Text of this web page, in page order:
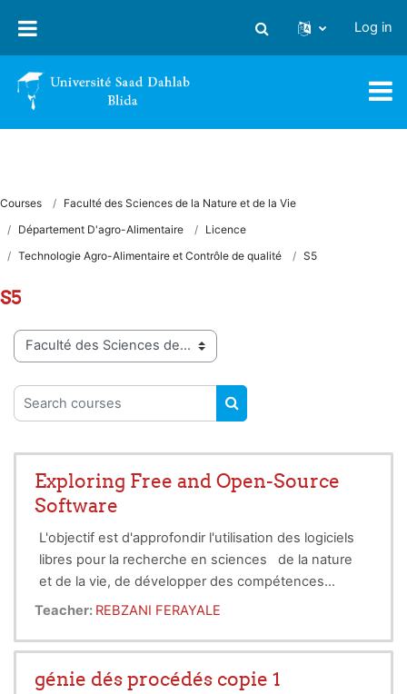
Toggle search input
Log in
Courses
Faculté des Sciences de la Nature et de la Vie
Département D'agro-Alimentaire
Licence
Technologie Agro-Alimentaire et Contrôle de qualité
S5
S5
Course categories
Search courses
SEARCH COURSES
Exploring Free and Open-Source
Software
L'objectif est d'approfondir l'utilisation des logiciels
libres pour la recherche en sciences de la nature
et de la vie, de développer des compétences
avancées en gestion et analyse de données, de
la biologie et à l'écologie, et de se former à des
outils scientifiques ouverts et collaboratifs.
Teacher: REBZANI FERAYALE
génie dés procédés copie 1